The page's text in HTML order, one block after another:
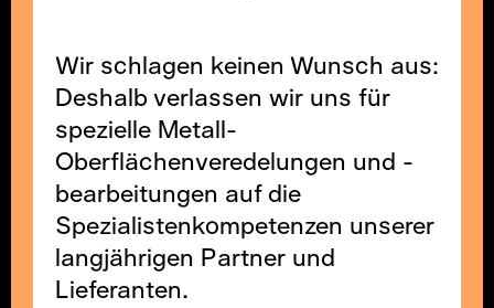
Wir schlagen keinen Wunsch aus:
Deshalb verlassen wir uns für
spezielle Metall-
Oberflächenveredelungen und -
bearbeitungen auf die
Spezialistenkompetenzen unserer
langjährigen Partner und
Lieferanten.